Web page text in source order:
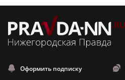
Оформить подписку